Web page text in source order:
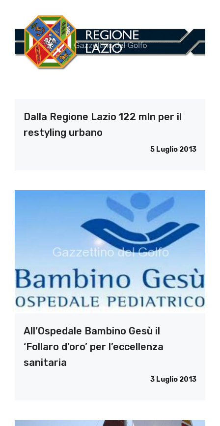
Dalla Regione Lazio 122 mln per il
restyling urbano
5 Luglio 2013
All’Ospedale Bambino Gesù il
‘Follaro d’oro’ per l’eccellenza
sanitaria
3 Luglio 2013